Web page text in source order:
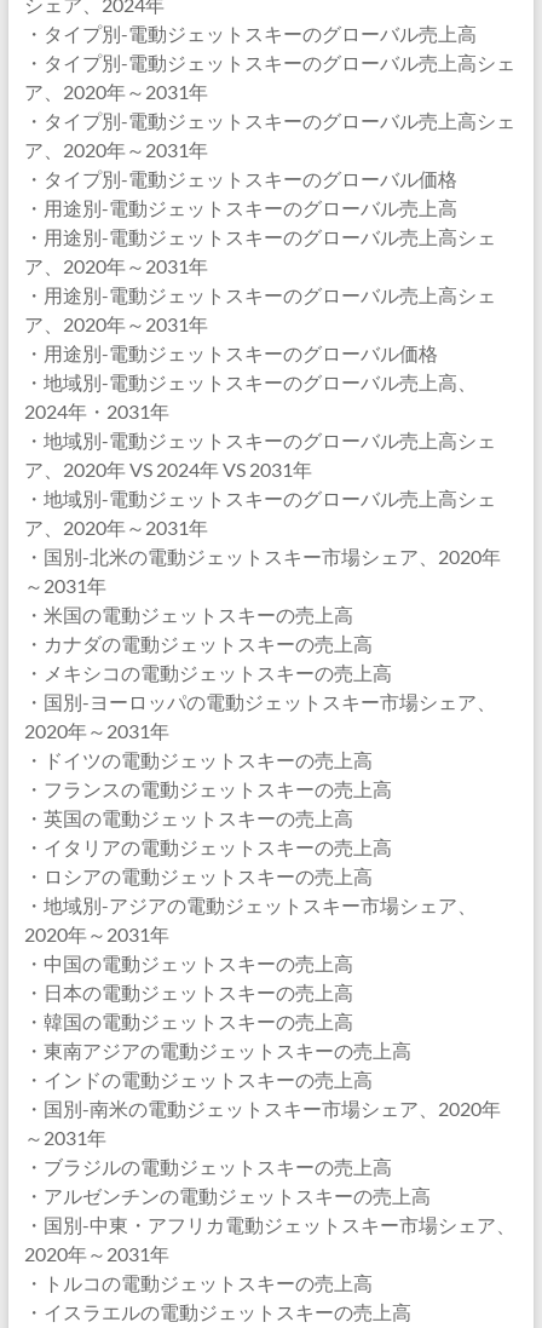
・タイプ別-電動ジェットスキーのグローバル売上高
・タイプ別-電動ジェットスキーのグローバル売上高シェ
ア、2020年～2031年
・タイプ別-電動ジェットスキーのグローバル売上高シェ
ア、2020年～2031年
・タイプ別-電動ジェットスキーのグローバル価格
・用途別-電動ジェットスキーのグローバル売上高
・用途別-電動ジェットスキーのグローバル売上高シェ
ア、2020年～2031年
・用途別-電動ジェットスキーのグローバル売上高シェ
ア、2020年～2031年
・用途別-電動ジェットスキーのグローバル価格
・地域別-電動ジェットスキーのグローバル売上高、
2024年・2031年
・地域別-電動ジェットスキーのグローバル売上高シェ
ア、2020年 VS 2024年 VS 2031年
・地域別-電動ジェットスキーのグローバル売上高シェ
ア、2020年～2031年
・国別-北米の電動ジェットスキー市場シェア、2020年
～2031年
・米国の電動ジェットスキーの売上高
・カナダの電動ジェットスキーの売上高
・メキシコの電動ジェットスキーの売上高
・国別-ヨーロッパの電動ジェットスキー市場シェア、
2020年～2031年
・ドイツの電動ジェットスキーの売上高
・フランスの電動ジェットスキーの売上高
・英国の電動ジェットスキーの売上高
・イタリアの電動ジェットスキーの売上高
・ロシアの電動ジェットスキーの売上高
・地域別-アジアの電動ジェットスキー市場シェア、
2020年～2031年
・中国の電動ジェットスキーの売上高
・日本の電動ジェットスキーの売上高
・韓国の電動ジェットスキーの売上高
・東南アジアの電動ジェットスキーの売上高
・インドの電動ジェットスキーの売上高
・国別-南米の電動ジェットスキー市場シェア、2020年
～2031年
・ブラジルの電動ジェットスキーの売上高
・アルゼンチンの電動ジェットスキーの売上高
・国別-中東・アフリカ電動ジェットスキー市場シェア、
2020年～2031年
・トルコの電動ジェットスキーの売上高
・イスラエルの電動ジェットスキーの売上高